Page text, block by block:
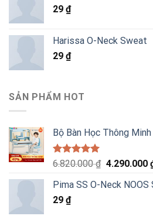
29 ₫
Harissa O-Neck Sweat
29 ₫
SẢN PHẨM HOT
Bộ Bàn Học Thông
Được xếp
5 sao
6.820.000₫ Giá
là:
4.290.000
Pima SS O-Neck
29 ₫